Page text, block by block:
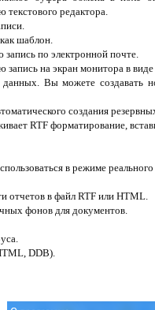
редактора.
шаблон.
по электронной почте.
на экран монитора в виде
данных. Вы можете создавать
создания
RTF форматирование,
в режиме
отчетов в файл RTF или HTML.
фонов для документов.
DDB).